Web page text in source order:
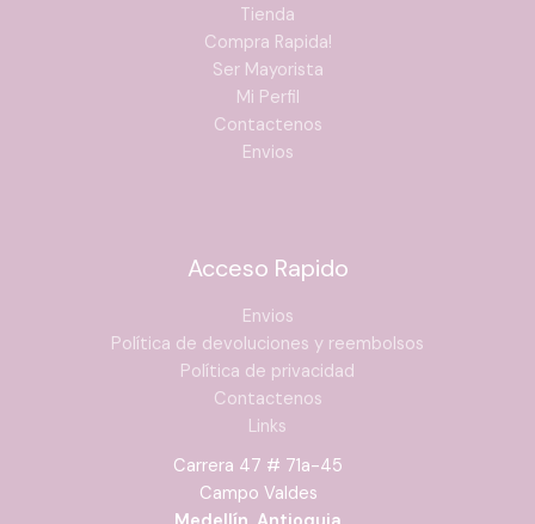
Tienda
Compra Rapida!
Ser Mayorista
Mi Perfil
Contactenos
Envios
Acceso Rapido
Envios
Política de devoluciones y reembolsos
Política de privacidad
Contactenos
Links
Carrera 47 # 71a-45
Campo Valdes